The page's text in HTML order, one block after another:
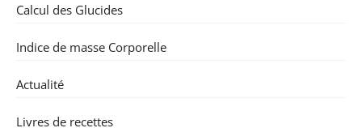
Calcul des Glucides
Indice de masse Corporelle
Actualité
Livres de recettes